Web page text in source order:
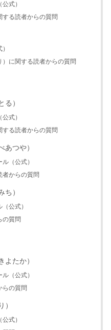
式）
する読者からの質問
に関する読者からの質問
る）
式）
する読者からの質問
あつや）
（公式）
者からの質問
ち）
公式）
の質問
よたか）
（公式）
らの質問
）
式）